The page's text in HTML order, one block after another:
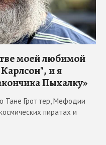
моей любимой
и я
Пыхалку»
Тане Гроттер, Мефодии
пиратах и